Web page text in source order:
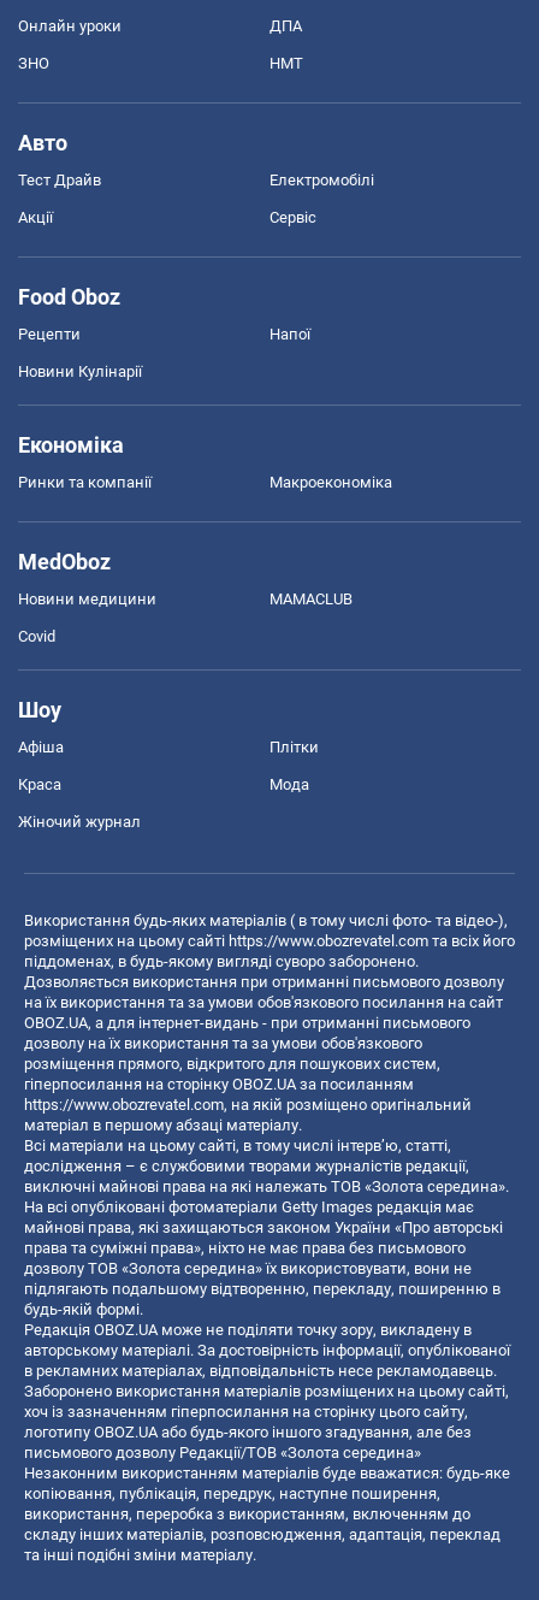
Онлайн уроки ДПА
ЗНО НМТ
Авто
Тест Драйв Електромобілі
Акції Сервіс
Food Oboz
Рецепти Напої
Новини Кулінарії
Економіка
Ринки та компанії Макроекономіка
MedOboz
Новини медицини MAMACLUB
Covid
Шоу
Афіша Плітки
Краса Мода
Жіночий журнал
Використання будь-яких матеріалів ( в тому числі фото- та відео-),
розміщених на цьому сайті https://www.obozrevatel.com та всіх його
піддоменах, в будь-якому вигляді суворо заборонено.
Дозволяється використання при отриманні письмового дозволу
на їх використання та за умови обов'язкового посилання на сайт
OBOZ.UA, а для інтернет-видань - при отриманні письмового
дозволу на їх використання та за умови обов'язкового
розміщення прямого, відкритого для пошукових систем,
гіперпосилання на сторінку OBOZ.UA за посиланням
https://www.obozrevatel.com, на якій розміщено оригінальний
матеріал в першому абзаці матеріалу.
Всі матеріали на цьому сайті, в тому числі інтерв’ю, статті,
дослідження – є службовими творами журналістів редакції,
виключні майнові права на які належать ТОВ «Золота середина».
На всі опубліковані фотоматеріали Getty Images редакція має
майнові права, які захищаються законом України «Про авторські
права та суміжні права», ніхто не має права без письмового
дозволу ТОВ «Золота середина» їх використовувати, вони не
підлягають подальшому відтворенню, перекладу, поширенню в
будь-якій формі.
Редакція OBOZ.UA може не поділяти точку зору, викладену в
авторському матеріалі. За достовірність інформації, опублікованої
в рекламних матеріалах, відповідальність несе рекламодавець.
Заборонено використання матеріалів розміщених на цьому сайті,
хоч із зазначенням гіперпосилання на сторінку цього сайту,
логотипу OBOZ.UA або будь-якого іншого згадування, але без
письмового дозволу Редакції/ТОВ «Золота середина»
Незаконним використанням матеріалів буде вважатися: будь-яке
копiювання, публiкацiя, передрук, наступне поширення,
використання, переробка з використанням, включенням до
складу інших матеріалів, розповсюдження, адаптація, переклад
та інші подібні зміни матеріалу.